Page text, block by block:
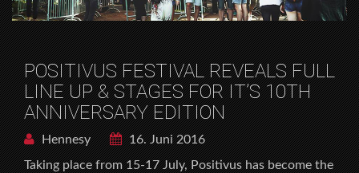
POSITIVUS FESTIVAL REVEALS FULL
LINE UP & STAGES FOR IT’S 10TH
ANNIVERSARY EDITION
Hennesy
16. Juni 2016
Taking place from 15-17 July, Positivus has become the